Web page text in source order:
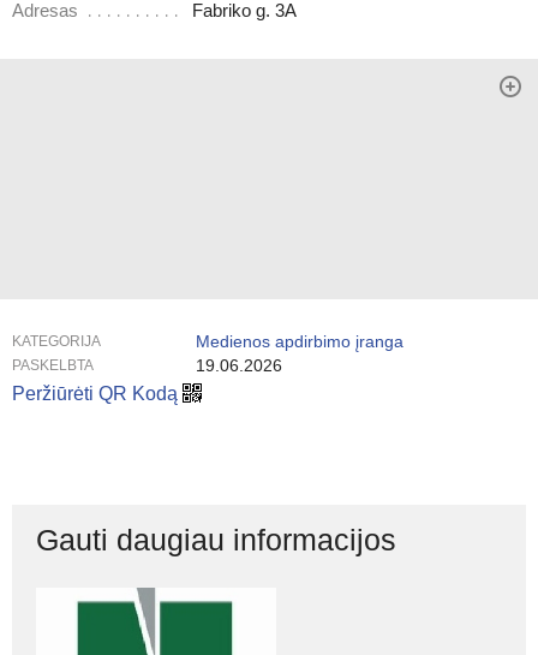
Adresas
Fabriko g. 3A
KATEGORIJA Medienos apdirbimo įranga
PASKELBTA 19.06.2026
Peržiūrėti QR Kodą
Gauti daugiau informacijos